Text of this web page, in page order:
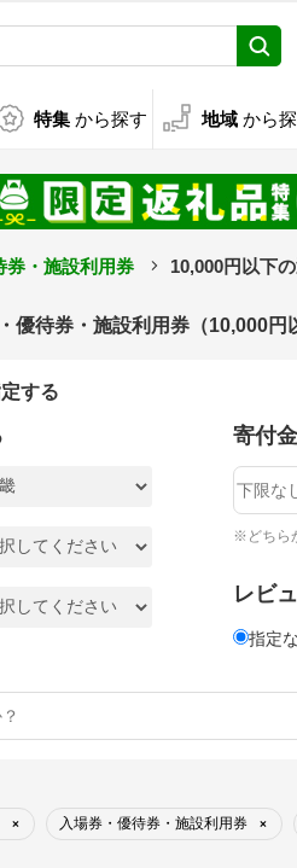
特集 から探す 地域 から
券・施設利用券 10,000円以下
待券・施設利用券（10,000円
する
寄付
※どちら
レビ
指定
× 入場券・優待券・施設利用券 ×